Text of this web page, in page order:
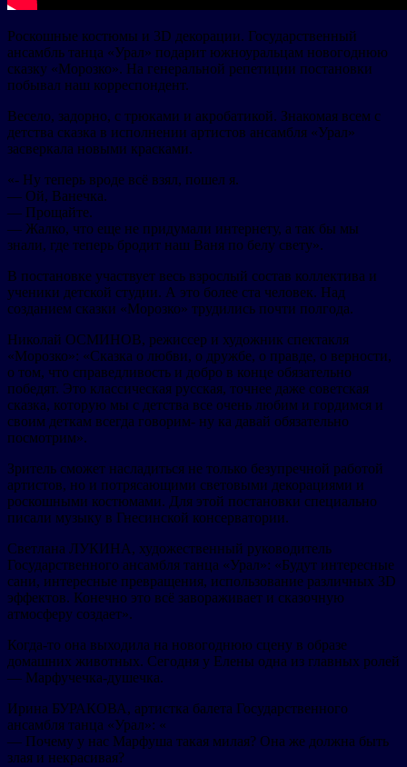
Роскошные костюмы и 3D декорации. Государственный
ансамбль танца «Урал» подарит южноуральцам новогоднюю
сказку «Морозко». На генеральной репетиции постановки
побывал наш корреспондент.
Весело, задорно, с трюками и акробатикой. Знакомая всем с
детства сказка в исполнении артистов ансамбля «Урал»
засверкала новыми красками.
«- Ну теперь вроде всё взял, пошел я.
— Ой, Ванечка.
— Прощайте.
— Жалко, что еще не придумали интернету, а так бы мы
знали, где теперь бродит наш Ваня по белу свету».
В постановке участвует весь взрослый состав коллектива и
ученики детской студии. А это более ста человек. Над
созданием сказки «Морозко» трудились почти полгода.
Николай ОСМИНОВ, режиссер и художник спектакля
«Морозко»: «Сказка о любви, о дружбе, о правде, о верности,
о том, что справедливость и добро в конце обязательно
победят. Это классическая русская, точнее даже советская
сказка, которую мы с детства все очень любим и гордимся и
своим деткам всегда говорим- ну ка давай обязательно
посмотрим».
Зритель сможет насладиться не только безупречной работой
артистов, но и потрясающими световыми декорациями и
роскошными костюмами. Для этой постановки специально
писали музыку в Гнесинской консерватории.
Светлана ЛУКИНА, художественный руководитель
Государственного ансамбля танца «Урал»: «Будут интересные
сани, интересные превращения, использование различных 3D
эффектов. Конечно это всё завораживает и сказочную
атмосферу создает».
Когда-то она выходила на новогоднюю сцену в образе
домашних животных. Сегодня у Елены одна из главных ролей
— Марфучечка-душечка.
Ирина БУРАКОВА, артистка балета Государственного
ансамбля танца «Урал»: «
— Почему у нас Марфуша такая милая? Она же должна быть
злая и некрасивая?